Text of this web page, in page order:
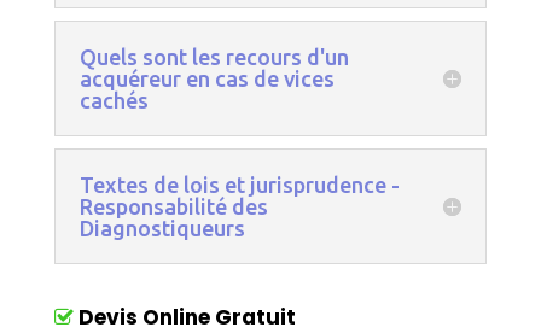
Quels sont les recours d'un
acquéreur en cas de vices
cachés
Textes de lois et jurisprudence -
Responsabilité des
Diagnostiqueurs
Devis Online Gratuit